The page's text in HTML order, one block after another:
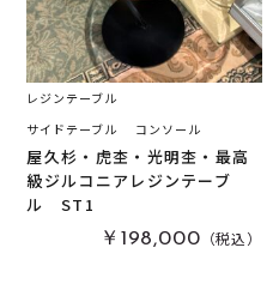
レジンテーブル
サイドテーブル
コンソール
屋久杉・虎杢・光明杢・最高
級ジルコニアレジンテーブ
ル ST1
￥198,000 （税込）